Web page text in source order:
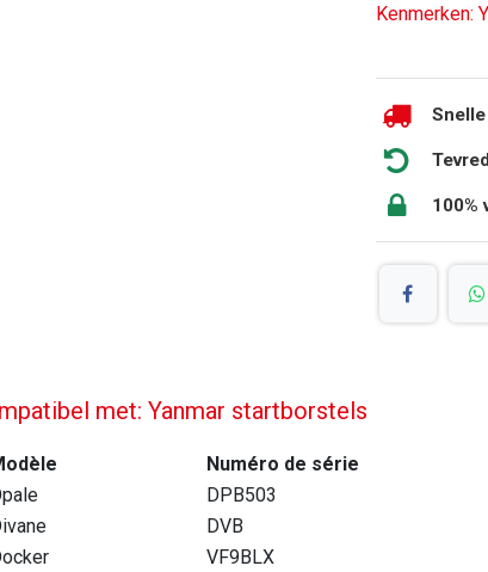
Kenmerken:
100%
met: Yanmar startborstels
Numéro de série
DPB503
DVB
VF9BLX